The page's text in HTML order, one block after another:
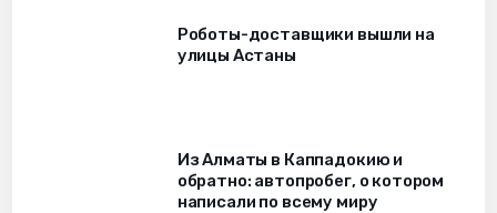
Роботы-доставщики вышли на
улицы Астаны
Из Алматы в Каппадокию и
обратно: автопробег, о котором
написали по всему миру